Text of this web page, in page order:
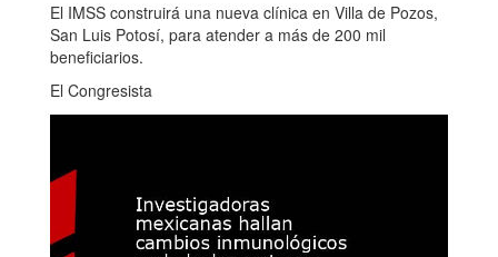
El IMSS construirá una nueva clínica en Villa de Pozos,
San Luis Potosí, para atender a más de 200 mil
beneficiarios.
El Congresista